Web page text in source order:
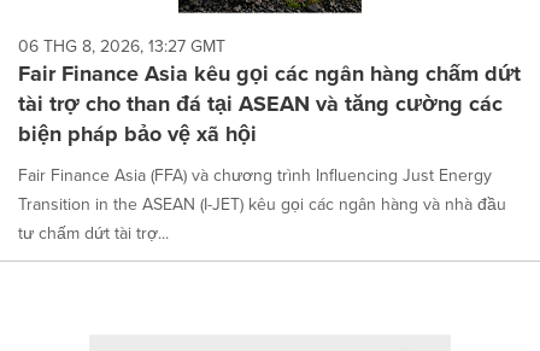
06 THG 8, 2026, 13:27 GMT
Fair Finance Asia kêu gọi các ngân hàng chấm dứt
tài trợ cho than đá tại ASEAN và tăng cường các
biện pháp bảo vệ xã hội
Fair Finance Asia (FFA) và chương trình Influencing Just Energy
Transition in the ASEAN (I-JET) kêu gọi các ngân hàng và nhà đầu
tư chấm dứt tài trợ...